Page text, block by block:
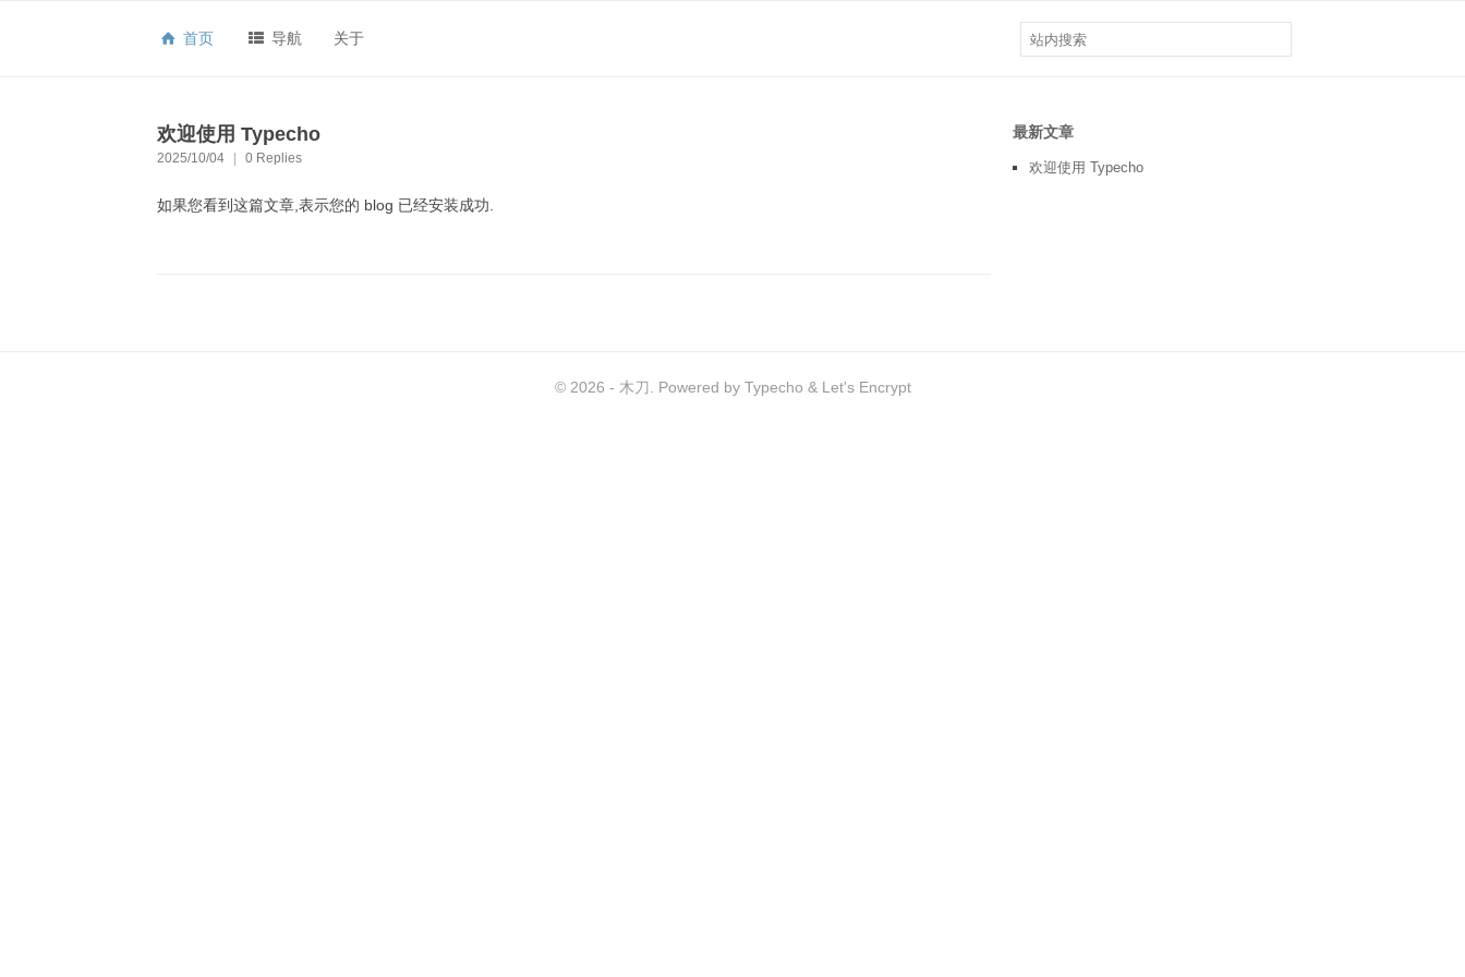
首页 导航 关于
欢迎使用 Typecho
2025/10/04 0 Replies
如果您看到这篇文章,表示您的 blog 已经安装成功.
最新文章
欢迎使用 Typecho
© 2026 - 木刀 . Powered by Typecho & Let's Encrypt